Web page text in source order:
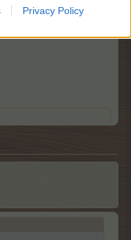
Privacy Policy
са завършени